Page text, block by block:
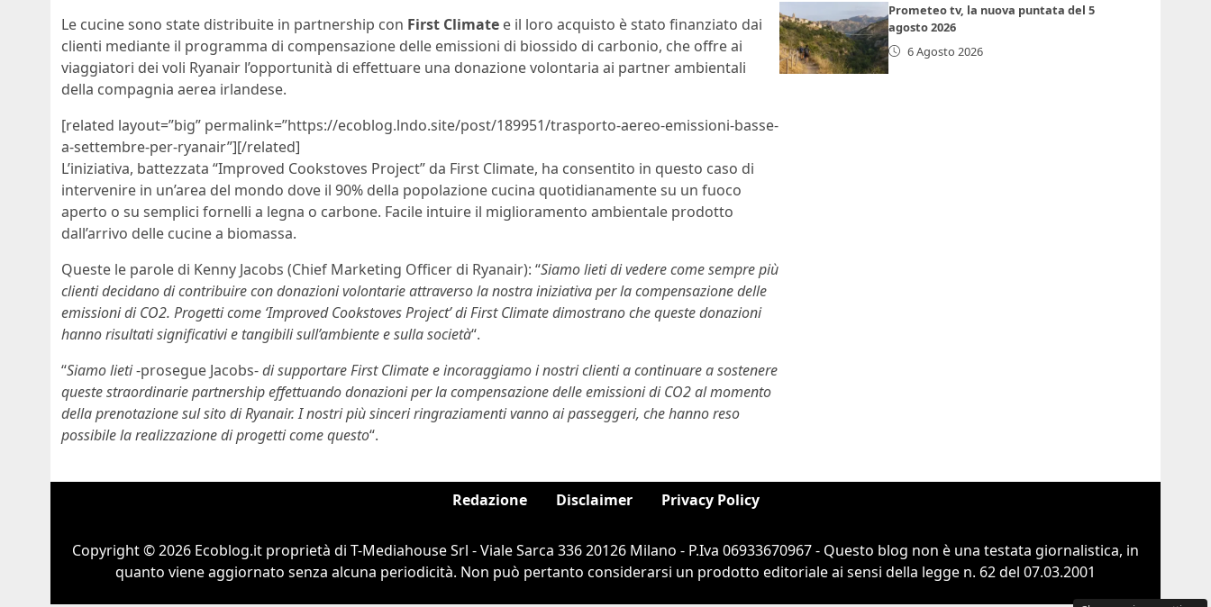
Le cucine sono state distribuite in partnership con First Climate e il loro acquisto è stato finanziato dai
clienti mediante il programma di compensazione delle emissioni di biossido di carbonio, che offre ai
viaggiatori dei voli Ryanair l’opportunità di effettuare una donazione volontaria ai partner ambientali
della compagnia aerea irlandese.
[related layout=”big” permalink=”https://ecoblog.lndo.site/post/189951/trasporto-aereo-emissioni-basse-
a-settembre-per-ryanair”][/related]
L’iniziativa, battezzata “Improved Cookstoves Project” da First Climate, ha consentito in questo caso di
intervenire in un’area del mondo dove il 90% della popolazione cucina quotidianamente su un fuoco
aperto o su semplici fornelli a legna o carbone. Facile intuire il miglioramento ambientale prodotto
dall’arrivo delle cucine a biomassa.
Queste le parole di Kenny Jacobs (Chief Marketing Officer di Ryanair): “Siamo lieti di vedere come sempre più
clienti decidano di contribuire con donazioni volontarie attraverso la nostra iniziativa per la compensazione delle
emissioni di CO2. Progetti come ‘Improved Cookstoves Project’ di First Climate dimostrano che queste donazioni
hanno risultati significativi e tangibili sull’ambiente e sulla società“.
“Siamo lieti-prosegue Jacobs-di supportare First Climate e incoraggiamo i nostri clienti a continuare a sostenere
queste straordinarie partnership effettuando donazioni per la compensazione delle emissioni di CO2 al momento
della prenotazione sul sito di Ryanair. I nostri più sinceri ringraziamenti vanno ai passeggeri, che hanno reso
possibile la realizzazione di progetti come questo“.
Prometeo tv, la nuova puntata del 5
agosto 2026
6 Agosto 2026
Redazione Disclaimer Privacy Policy
Copyright © 2026 Ecoblog.it proprietà di T-Mediahouse Srl - Viale Sarca 336 20126 Milano - P.Iva 06933670967 - Questo blog non è una testata giornalistica, in
quanto viene aggiornato senza alcuna periodicità. Non può pertanto considerarsi un prodotto editoriale ai sensi della legge n. 62 del 07.03.2001